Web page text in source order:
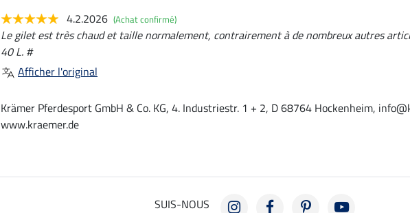
4.2.2026 (Achat confirmé)
Le gilet est très chaud et taille normalement, contrairement à de nombreux autres
40 L. #
Afficher l'original
Krämer Pferdesport GmbH & Co. KG, 4. Industriestr. 1 + 2, D 68764 Hockenheim,
www.kraemer.de
SUIS-NOUS